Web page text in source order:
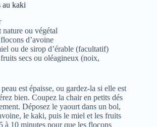
au kaki
nature ou végétal
d’avoine
ou de sirop d’érable (facultatif)
secs ou oléagineux (noix,
est épaisse, ou gardez-la si elle est
bien. Coupez la chair en petits dés
Déposez le yaourt dans un bol,
le kaki, puis le miel et les fruits
à 10 minutes pour que les flocons